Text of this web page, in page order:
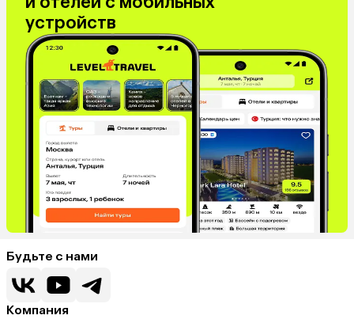
устройств
Будьте с нами
Компания